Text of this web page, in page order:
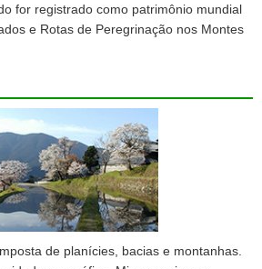
for registrado como patrimônio mundial
e Rotas de Peregrinação nos Montes
de planícies, bacias e montanhas.